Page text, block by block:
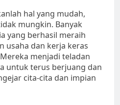
hal yang mudah,
mungkin. Banyak
yang berhasil meraih
usaha dan kerja keras
menjadi teladan
untuk terus berjuang dan
cita-cita dan impian